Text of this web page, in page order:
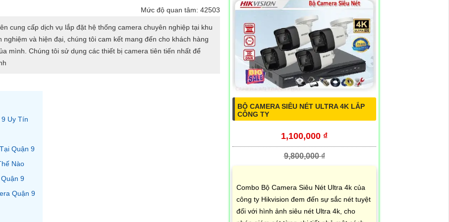
Mức độ quan tâm: 42503
cung cấp dịch vụ lắp đặt hệ thống camera chuyên nghiệp tại khu
và hiện đại, chúng tôi cam kết mang đến cho khách hàng
mình. Chúng tôi sử dụng các thiết bị camera tiên tiến nhất để
Uy Tín
Quận 9
Nào
9
Quận 9
BỘ CAMERA SIÊU NÉT ULTRA 4K LẮP
CÔNG TY
1,100,000 ₫
9,800,000 ₫
Combo Bộ Camera Siêu Nét Ultra 4k của
công ty Hikvision đem đến sự sắc nét tuyệt
đối với hình ảnh siêu nét Ultra 4k, cho